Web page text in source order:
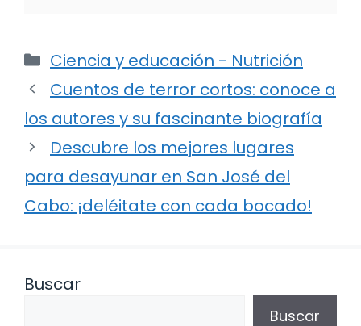
Categorías
Ciencia y educación - Nutrición
Cuentos de terror cortos: conoce a
los autores y su fascinante biografía
Descubre los mejores lugares
para desayunar en San José del
Cabo: ¡deléitate con cada bocado!
Buscar
Buscar